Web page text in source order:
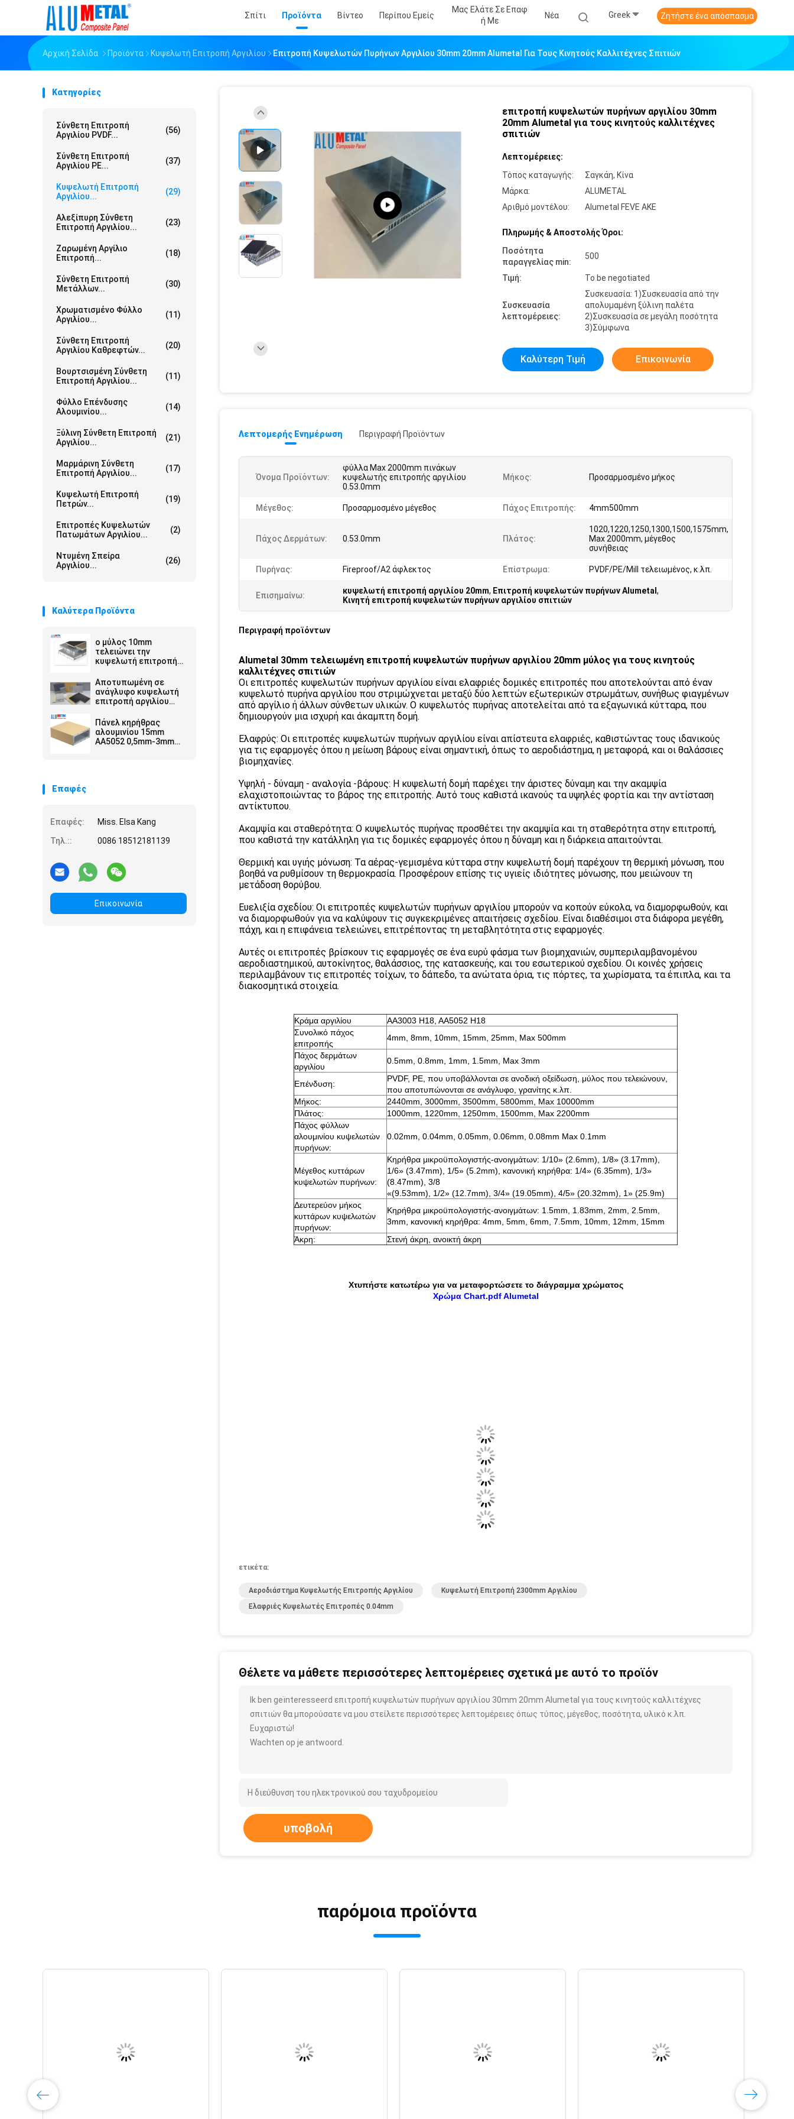
Σπίτι Προϊόντα Βίντεο Περίπου Εμείς
Μας Ελάτε Σε Επαφ
Ή Με
Νέα Greek Ζητήστε ένα απόσπασμα
Αρχική Σελίδα Προϊόντα Κυψελωτή Επιτροπή Αργιλίου Επιτροπή Κυψελωτών Πυρήνων Αργιλίου 30mm 20mm Alumetal Για Τους Κινητούς Καλλιτέχνες Σπιτιών
Κατηγορίες
Σύνθετη Επιτροπή
Αργιλίου PVDF...
(56)
Σύνθετη Επιτροπή
Αργιλίου PE...
(37)
Κυψελωτή Επιτροπή
Αργιλίου...
(29)
Αλεξίπυρη Σύνθετη
Επιτροπή Αργιλίου...
(23)
Ζαρωμένη Αργίλιο
Επιτροπή...
(18)
Σύνθετη Επιτροπή
Μετάλλων...
(30)
Χρωματισμένο Φύλλο
Αργιλίου...
(11)
Σύνθετη Επιτροπή
Αργιλίου Καθρεφτών...
(20)
Βουρτσισμένη Σύνθετη
Επιτροπή Αργιλίου...
(11)
Φύλλο Επένδυσης
Αλουμινίου...
(14)
Ξύλινη Σύνθετη Επιτροπή
Αργιλίου...
(21)
Μαρμάρινη Σύνθετη
Επιτροπή Αργιλίου...
(17)
Κυψελωτή Επιτροπή
Πετρών...
(19)
Επιτροπές Κυψελωτών
Πατωμάτων Αργιλίου...
(2)
Ντυμένη Σπείρα
Αργιλίου...
(26)
Καλύτερα Προϊόντα
ο μύλος 10mm
τελειώνει την
κυψελωτή επιτροπή
Αποτυπωμένη σε
ανάγλυφο κυψελωτή
επιτροπή αργιλίου
Πάνελ κηρήθρας
αλουμινίου 15mm
AA5052 0,5mm-3mm
Επαφές
Επαφές:
Miss. Elsa Kang
Τηλ.::
0086 18512181139
Επικοινωνία
επιτροπή κυψελωτών πυρήνων αργιλίου 30mm
20mm Alumetal για τους κινητούς καλλιτέχνες
σπιτιών
Λεπτομέρειες:
Τόπος καταγωγής:
Σαγκάη, Κίνα
Μάρκα:
ALUMETAL
Αριθμό μοντέλου:
Alumetal FEVE ΑΚΕ
Πληρωμής & Αποστολής Όροι:
Ποσότητα
παραγγελίας min:
500
Τιμή: To be negotiated
Συσκευασία
λεπτομέρειες:
Συσκευασία: 1)Συσκευασία από την
απολυμαμένη ξύλινη παλέτα
2)Συσκευασία σε μεγάλη ποσότητα
3)Σύμφωνα
Καλύτερη Τιμή Επικοινωνία
Λεπτομερής Ενημέρωση Περιγραφή Προϊόντων
Όνομα Προϊόντων:
φύλλα Max 2000mm πινάκων
κυψελωτής επιτροπής αργιλίου
0.53.0mm
Μήκος: Προσαρμοσμένο μήκος
Μέγεθος: Προσαρμοσμένο μέγεθος Πάχος Επιτροπής: 4mm500mm
Πάχος Δερμάτων: 0.53.0mm Πλάτος:
1020,1220,1250,1300,1500,1575mm,
Max 2000mm, μέγεθος
συνήθειας
Πυρήνας: Fireproof/A2 άφλεκτος Επίστρωμα: PVDF/PE/Mill τελειωμένος, κ.λπ.
Επισημαίνω: κυψελωτή επιτροπή αργιλίου 20mm, Επιτροπή κυψελωτών πυρήνων Alumetal ,
Κινητή επιτροπή κυψελωτών πυρήνων αργιλίου σπιτιών
Περιγραφή προϊόντων
Alumetal 30mm τελειωμένη επιτροπή κυψελωτών πυρήνων αργιλίου 20mm μύλος για τους κινητούς
καλλιτέχνες σπιτιών
Οι επιτροπές κυψελωτών πυρήνων αργιλίου είναι ελαφριές δομικές επιτροπές που αποτελούνται από έναν
κυψελωτό πυρήνα αργιλίου που στριμώχνεται μεταξύ δύο λεπτών εξωτερικών στρωμάτων, συνήθως φιαγμένων
από αργίλιο ή άλλων σύνθετων υλικών. Ο κυψελωτός πυρήνας αποτελείται από τα εξαγωνικά κύτταρα, που
δημιουργούν μια ισχυρή και άκαμπτη δομή.
Ελαφρύς: Οι επιτροπές κυψελωτών πυρήνων αργιλίου είναι απίστευτα ελαφριές, καθιστώντας τους ιδανικούς
για τις εφαρμογές όπου η μείωση βάρους είναι σημαντική, όπως το αεροδιάστημα, η μεταφορά, και οι θαλάσσιες
βιομηχανίες.
Υψηλή - δύναμη - αναλογία -βάρους: Η κυψελωτή δομή παρέχει την άριστες δύναμη και την ακαμψία
ελαχιστοποιώντας το βάρος της επιτροπής. Αυτό τους καθιστά ικανούς τα υψηλές φορτία και την αντίσταση
αντίκτυπου.
Ακαμψία και σταθερότητα: Ο κυψελωτός πυρήνας προσθέτει την ακαμψία και τη σταθερότητα στην επιτροπή,
που καθιστά την κατάλληλη για τις δομικές εφαρμογές όπου η δύναμη και η διάρκεια απαιτούνται.
Θερμική και υγιής μόνωση: Τα αέρας-γεμισμένα κύτταρα στην κυψελωτή δομή παρέχουν τη θερμική μόνωση, που
βοηθά να ρυθμίσουν τη θερμοκρασία. Προσφέρουν επίσης τις υγιείς ιδιότητες μόνωσης, που μειώνουν τη
μετάδοση θορύβου.
Ευελιξία σχεδίου: Οι επιτροπές κυψελωτών πυρήνων αργιλίου μπορούν να κοπούν εύκολα, να διαμορφωθούν, και
να διαμορφωθούν για να καλύψουν τις συγκεκριμένες απαιτήσεις σχεδίου. Είναι διαθέσιμοι στα διάφορα μεγέθη,
πάχη, και η επιφάνεια τελειώνει, επιτρέποντας τη μεταβλητότητα στις εφαρμογές.
Αυτές οι επιτροπές βρίσκουν τις εφαρμογές σε ένα ευρύ φάσμα των βιομηχανιών, συμπεριλαμβανομένου
αεροδιαστημικού, αυτοκίνητος, θαλάσσιος, της κατασκευής, και του εσωτερικού σχεδίου. Οι κοινές χρήσεις
περιλαμβάνουν τις επιτροπές τοίχων, το δάπεδο, τα ανώτατα όρια, τις πόρτες, τα χωρίσματα, τα έπιπλα, και τα
διακοσμητικά στοιχεία.
Κράμα αργιλίου
AA3003 H18, AA5052 H18
Συνολικό πάχος
επιτροπής
4mm, 8mm, 10mm, 15mm, 25mm, Max 500mm
Πάχος δερμάτων
αργιλίου
0.5mm, 0.8mm, 1mm, 1.5mm, Max 3mm
Επένδυση:
PVDF, PE, που υποβάλλονται σε ανοδική οξείδωση, μύλος που τελειώνουν,
που αποτυπώνονται σε ανάγλυφο, γρανίτης κ.λπ.
Μήκος:
2440mm, 3000mm, 3500mm, 5800mm, Max 10000mm
Πλάτος:
1000mm, 1220mm, 1250mm, 1500mm, Max 2200mm
Πάχος φύλλων
αλουμινίου κυψελωτών
πυρήνων:
0.02mm, 0.04mm, 0.05mm, 0.06mm, 0.08mm Max 0.1mm
Μέγεθος κυττάρων
κυψελωτών πυρήνων:
Κηρήθρα μικροϋπολογιστής-ανοιγμάτων: 1/10» (2.6mm), 1/8» (3.17mm),
1/6» (3.47mm), 1/5» (5.2mm), κανονική κηρήθρα: 1/4» (6.35mm), 1/3»
(8.47mm), 3/8
«(9.53mm), 1/2» (12.7mm), 3/4» (19.05mm), 4/5» (20.32mm), 1» (25.9m)
Δευτερεύον μήκος
κυττάρων κυψελωτών
πυρήνων:
Κηρήθρα μικροϋπολογιστής-ανοιγμάτων: 1.5mm, 1.83mm, 2mm, 2.5mm,
3mm, κανονική κηρήθρα: 4mm, 5mm, 6mm, 7.5mm, 10mm, 12mm, 15mm
Άκρη:
Στενή άκρη, ανοικτή άκρη
Χτυπήστε κατωτέρω για να μεταφορτώσετε το διάγραμμα χρώματος
Χρώμα Chart.pdf Alumetal